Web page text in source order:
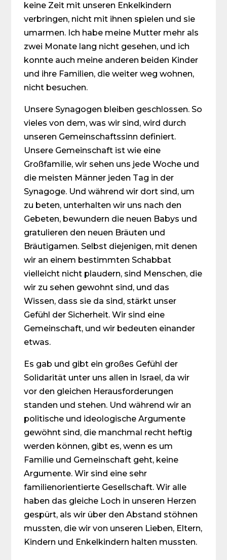
keine Zeit mit unseren Enkel­kindern
verbringen, nicht mit ihnen spielen und sie
umarmen. Ich habe meine Mutter mehr als
zwei Monate lang nicht gesehen, und ich
konnte auch meine anderen beiden Kinder
und ihre Familien, die weiter weg wohnen,
nicht besuchen.
Unsere Synagogen bleiben geschlossen. So
vieles von dem, was wir sind, wird durch
unseren Ge­mein­schaftssinn definiert.
Unsere Gemeinschaft ist wie eine
Großfamilie, wir sehen uns jede Woche und
die meisten Männer jeden Tag in der
Synagoge. Und während wir dort sind, um
zu beten, unterhalten wir uns nach den
Gebeten, bewundern die neuen Babys und
gratulieren den neuen Bräuten und
Bräutigamen. Selbst diejenigen, mit denen
wir an einem bestimmten Schabbat
vielleicht nicht plaudern, sind Menschen, die
wir zu sehen gewohnt sind, und das
Wissen, dass sie da sind, stärkt unser
Gefühl der Sicherheit. Wir sind eine
Gemeinschaft, und wir bedeuten einander
etwas.
Es gab und gibt ein großes Gefühl der
Solidarität unter uns allen in Israel, da wir
vor den gleichen Herausforderungen
standen und stehen. Und während wir an
politische und ideologische Argumente
gewöhnt sind, die manchmal recht heftig
werden können, gibt es, wenn es um
Familie und Ge­mein­schaft geht, keine
Argumente. Wir sind eine sehr
familienorientierte Gesellschaft. Wir alle
haben das gleiche Loch in unseren Herzen
gespürt, als wir über den Abstand stöhnen
mussten, die wir von unseren Lieben, Eltern,
Kindern und Enkelkindern halten mussten.